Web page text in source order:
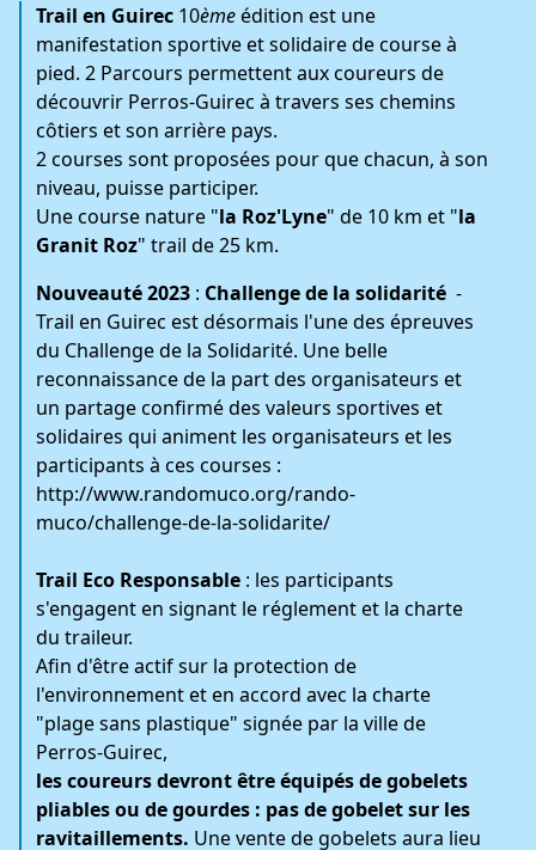
Trail en Guirec 10èmeédition est une
manifestation sportive et solidaire de course à
pied. 2 Parcours permettent aux coureurs de
découvrir Perros-Guirec à travers ses chemins
côtiers et son arrière pays.
2 courses sont proposées pour que chacun, à son
niveau, puisse participer.
Une course nature "la Roz'Lyne" de 10 km et "la
Granit Roz" trail de 25 km.
Nouveauté 2023 : Challenge de la solidarité -
Trail en Guirec est désormais l'une des épreuves
du Challenge de la Solidarité. Une belle
reconnaissance de la part des organisateurs et
un partage confirmé des valeurs sportives et
solidaires qui animent les organisateurs et les
participants à ces courses :
http://www.randomuco.org/rando-
muco/challenge-de-la-solidarite/
Trail Eco Responsable : les participants
s'engagent en signant le réglement et la charte
du traileur.
Afin d'être actif sur la protection de
l'environnement et en accord avec la charte
"plage sans plastique" signée par la ville de
Perros-Guirec,
les coureurs devront être équipés de gobelets
pliables ou de gourdes : pas de gobelet sur les
ravitaillements. Une vente de gobelets aura lieu